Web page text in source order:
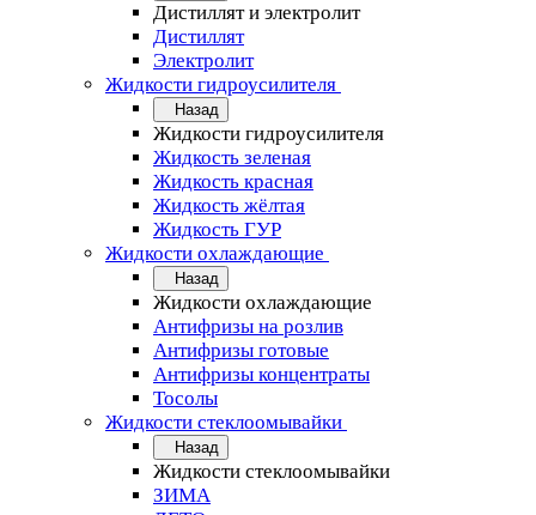
Дистиллят и электролит
Дистиллят
Электролит
Жидкости гидроусилителя
Назад
Жидкости гидроусилителя
Жидкость зеленая
Жидкость красная
Жидкость жёлтая
Жидкость ГУР
Жидкости охлаждающие
Назад
Жидкости охлаждающие
Антифризы на розлив
Антифризы готовые
Антифризы концентраты
Тосолы
Жидкости стеклоомывайки
Назад
Жидкости стеклоомывайки
ЗИМА